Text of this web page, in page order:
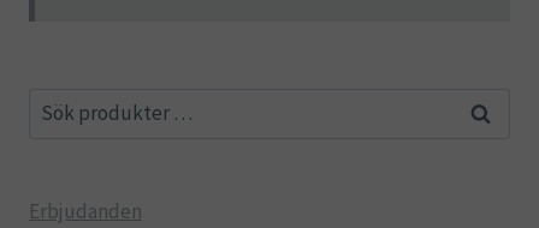
Sök
Sök
Erbjudanden